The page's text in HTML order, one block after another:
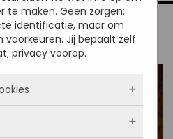
PACK
te maken. Geen zorgen:
identificatie, maar om
voorkeuren. Jij bepaalt zelf
privacy voorop.
ervoor dat de website